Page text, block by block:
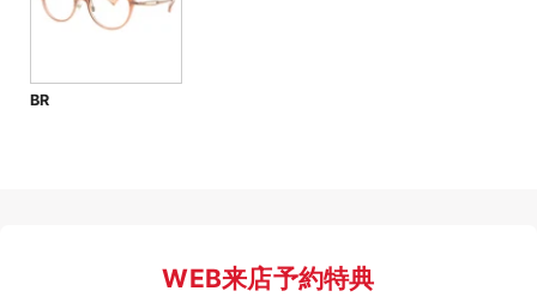
BR
WEB来店予約特典